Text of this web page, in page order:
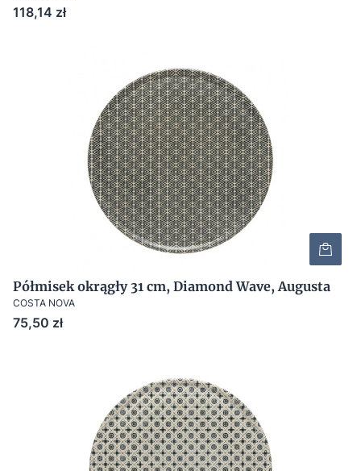
Cena
118,14 zł
Półmisek okrągły 31 cm, Diamond Wave, Augusta
COSTA NOVA
Cena
75,50 zł